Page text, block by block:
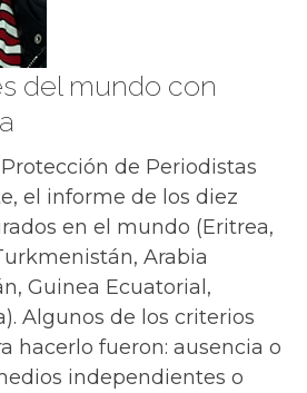
del mundo con
de Periodistas
el informe de los diez
en el mundo (Eritrea,
Arabia
Guinea Ecuatorial,
Algunos de los criterios
hacerlo fueron: ausencia o
independientes o